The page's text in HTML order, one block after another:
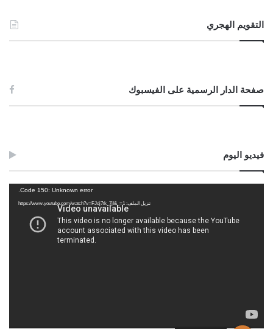
27//10//2025م
التقويم الهجري
صفحة الدار الرسمية على الفيسبوك
فيديو اليوم
Code 150: Unknown error.
تنزيل الملف: https://www.youtube.com/watch?v=FJdj7tk_7jI&_=1